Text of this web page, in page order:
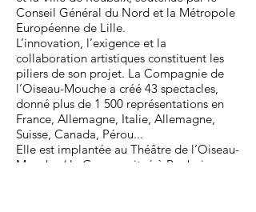
Conseil Général du Nord et la Métropole
Européenne de Lille.
L’innovation, l’exigence et la
collaboration artistiques constituent les
piliers de son projet. La Compagnie de
l’Oiseau-Mouche a créé 43 spectacles,
donné plus de 1 500 représentations en
France, Allemagne, Italie, Allemagne,
Suisse, Canada, Pérou...
Elle est implantée au Théâtre de l’Oiseau-
Mouche / le Garage, situé à Roubaix.